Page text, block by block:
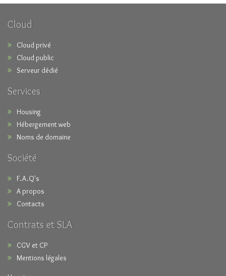
Cloud
Cloud privé
Cloud public
Serveur dédié
Services
Housing
Hébergement web
Noms de domaine
Société
F.A.Q's
A propos
Contacts
Contrats et SLA
CGV et CP
Mentions légales